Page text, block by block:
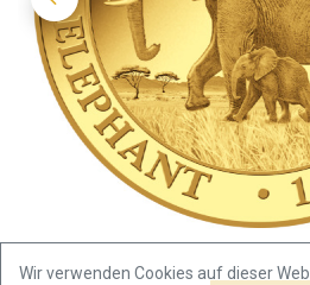
Wir verwenden Cookies auf dieser